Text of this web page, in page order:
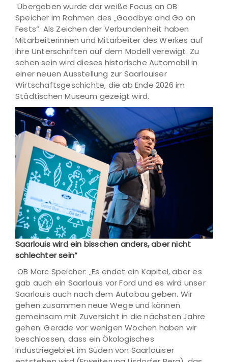
Übergeben wurde der weiße Focus an OB
Speicher im Rahmen des „Goodbye and Go on
Fests“. Als Zeichen der Verbundenheit haben
Mitarbeiterinnen und Mitarbeiter des Werkes auf
ihre Unterschriften auf dem Modell verewigt. Zu
sehen sein wird dieses historische Automobil in
einer neuen Ausstellung zur Saarlouiser
Wirtschaftsgeschichte, die ab Ende 2026 im
Städtischen Museum gezeigt wird.
Saarlouis wird ein bisschen anders, aber nicht
schlechter sein“
OB Marc Speicher: „Es endet ein Kapitel, aber es
gab auch ein Saarlouis vor Ford und es wird unser
Saarlouis auch nach dem Autobau geben. Wir
gehen zusammen neue Wege und können
gemeinsam mit Zuversicht in die nächsten Jahre
gehen. Gerade vor wenigen Wochen haben wir
beschlossen, dass ein Ökologisches
Industriegebiet im Süden von Saarlouiser